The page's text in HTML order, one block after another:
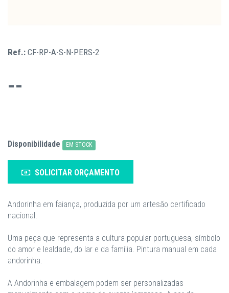
Ref.: CF-RP-A-S-N-PERS-2
--
Disponibilidade EM STOCK
SOLICITAR ORÇAMENTO
Andorinha em faiança, produzida por um artesão certificado
nacional.
Uma peça que representa a cultura popular portuguesa, símbolo
do amor e lealdade, do lar e da família. Pintura manual em cada
andorinha.
A Andorinha e embalagem podem ser personalizadas